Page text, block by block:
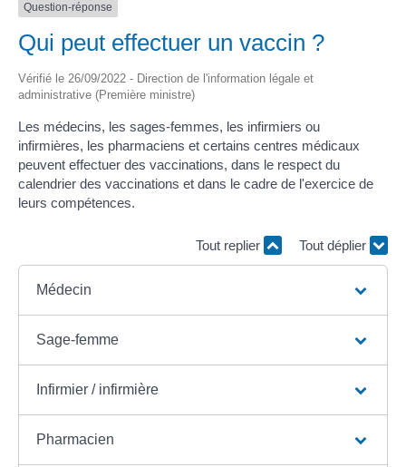
Question-réponse
Qui peut effectuer un vaccin ?
Vérifié le 26/09/2022 - Direction de l'information légale et
administrative (Première ministre)
Les médecins, les sages-femmes, les infirmiers ou
infirmières, les pharmaciens et certains centres médicaux
peuvent effectuer des vaccinations, dans le respect du
calendrier des vaccinations et dans le cadre de l'exercice de
leurs compétences.
Tout replier Tout déplier
Médecin
Sage-femme
Infirmier / infirmière
Pharmacien